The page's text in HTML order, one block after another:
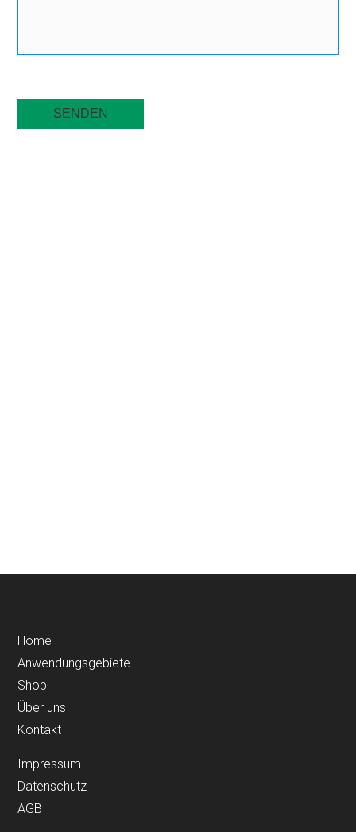
SENDEN
Home
Anwendungsgebiete
Shop
Über uns
Kontakt
Impressum
Datenschutz
AGB